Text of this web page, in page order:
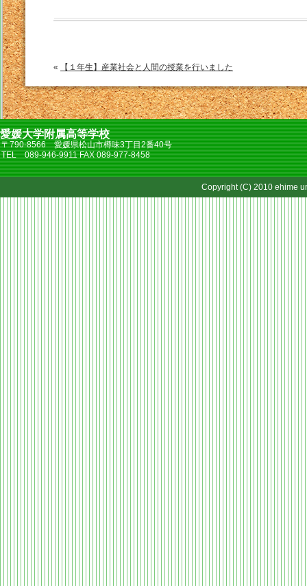
« 【１年生】産業社会と人間の授業を行いました
愛媛大学附属高等学校
〒790-8566 愛媛県松山市樽味3丁目2番40号
TEL 089-946-9911 FAX 089-977-8458
Copyright (C) 2010 ehime